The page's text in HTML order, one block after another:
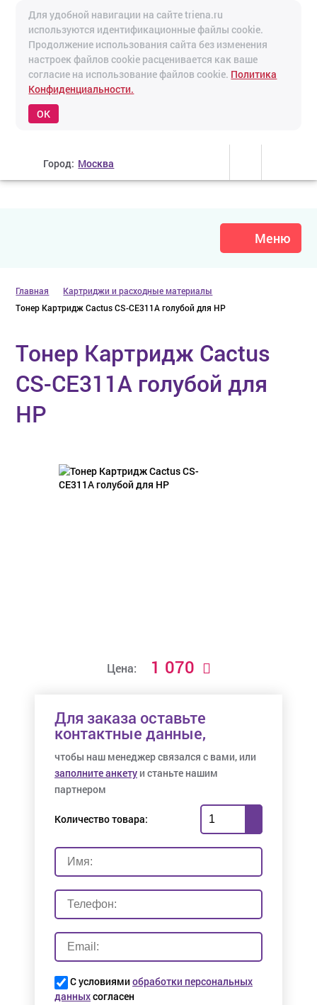
Для удобной навигации на сайте triena.ru
используются идентификационные файлы cookie.
Продолжение использования сайта без изменения
настроек файлов cookie расценивается как ваше
согласие на использование файлов cookie. Политика
Конфиденциальности.
OK
Город: Москва
Меню
Главная
Картриджи и расходные материалы
Тонер Картридж Cactus CS-CE311A голубой для HP
Тонер Картридж Cactus
CS-CE311A голубой для
HP
Цена: 1 070
Для заказа оставьте
контактные данные,
чтобы наш менеджер связался с вами, или
заполните анкету и станьте нашим
партнером
Количество товара:
С условиями обработки персональных
данныхсогласен